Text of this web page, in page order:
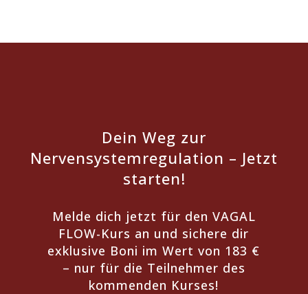
Dein Weg zur
Nervensystemregulation – Jetzt
starten!
Melde dich jetzt für den VAGAL
FLOW-Kurs an und sichere dir
exklusive Boni im Wert von 183 €
– nur für die Teilnehmer des
kommenden Kurses!